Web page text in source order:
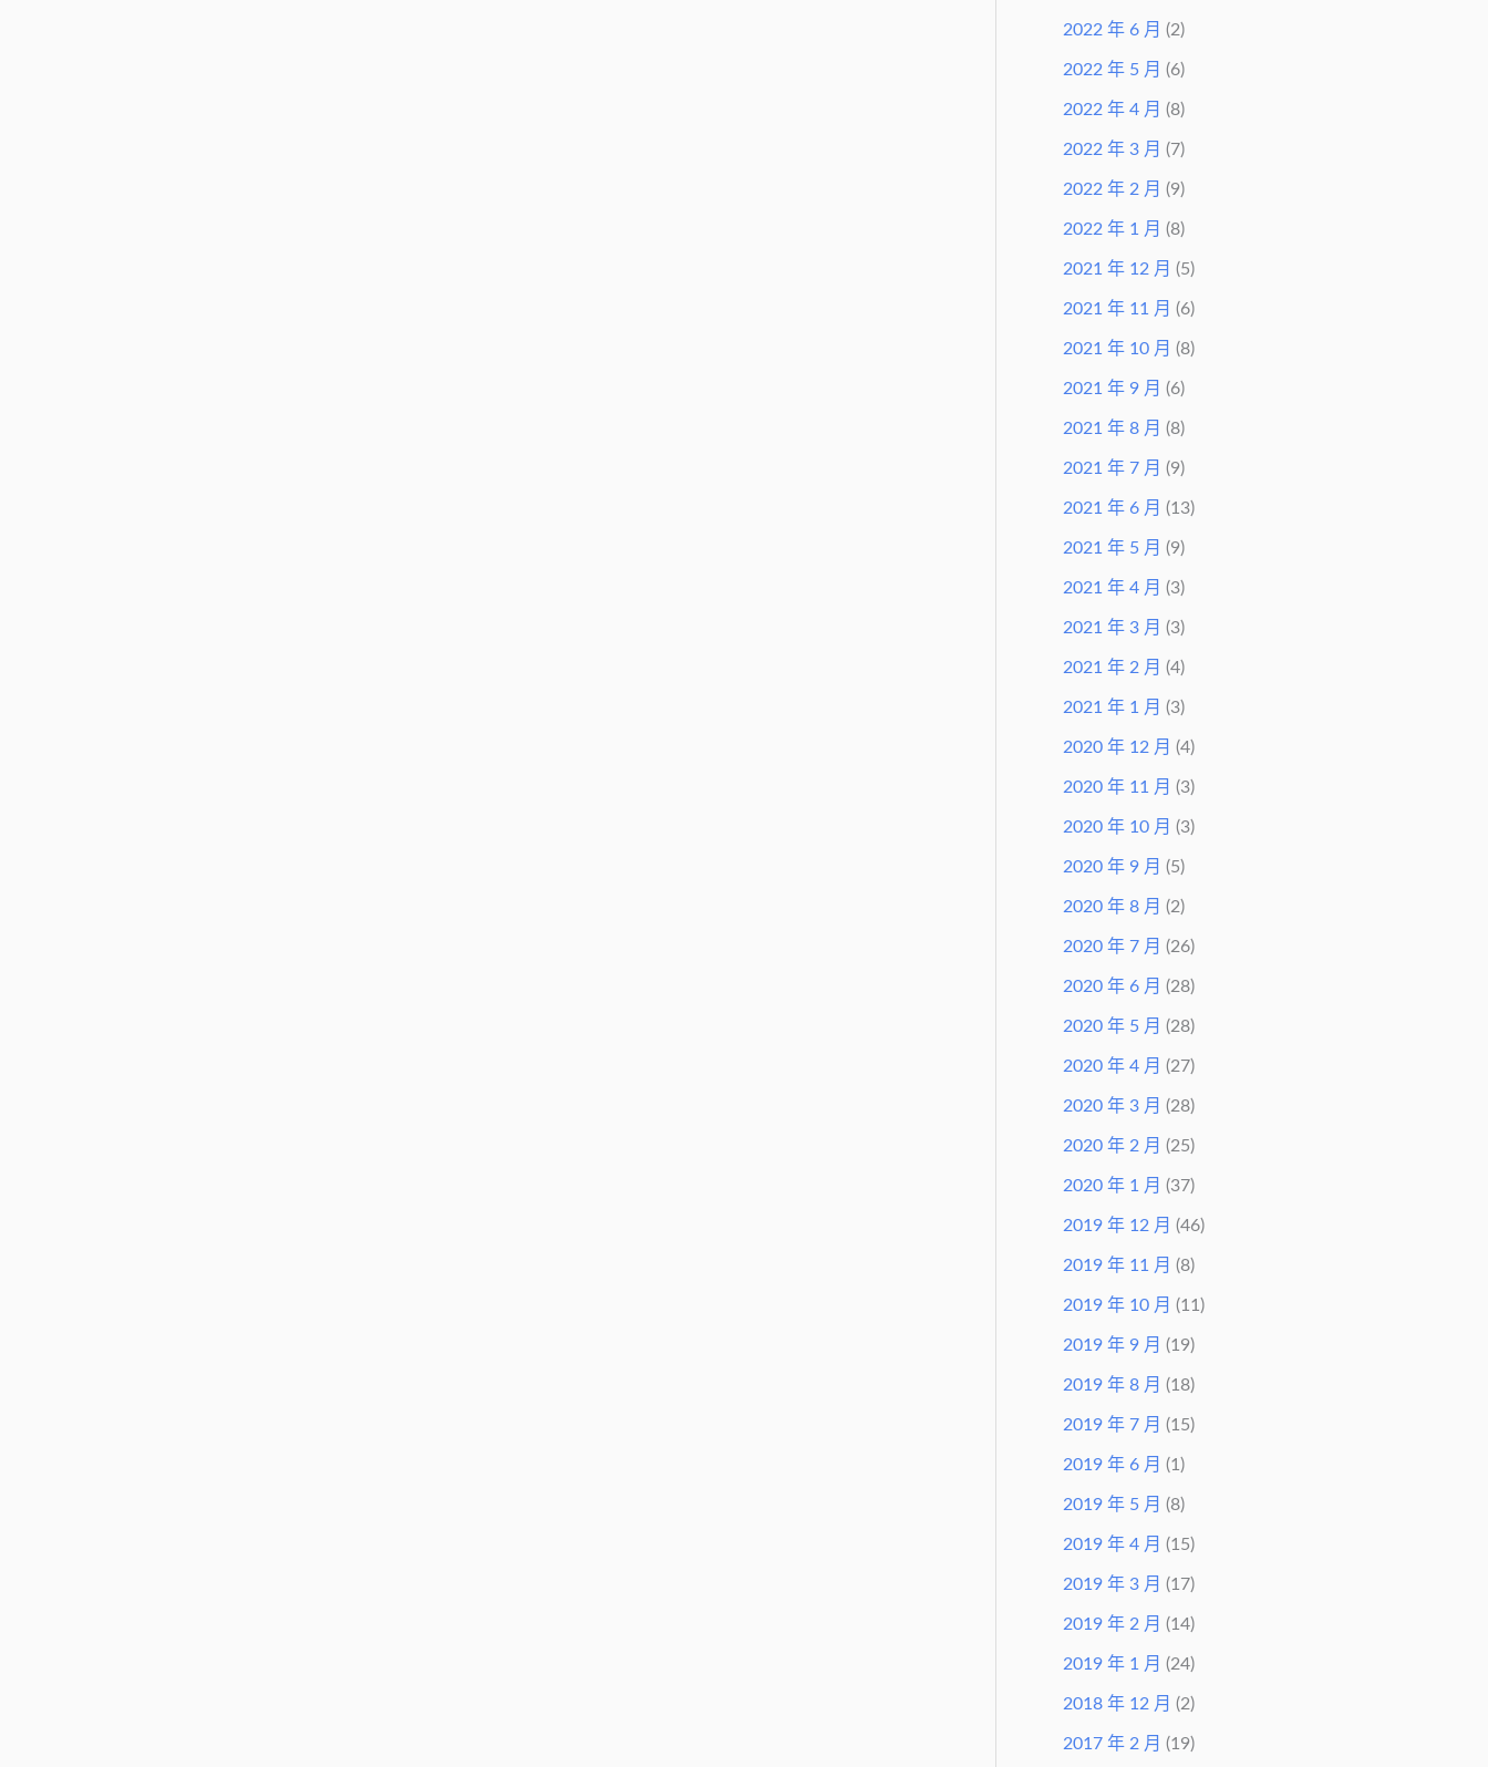
2022 年 6 月 (2)
2022 年 5 月 (6)
2022 年 4 月 (8)
2022 年 3 月 (7)
2022 年 2 月 (9)
2022 年 1 月 (8)
2021 年 12 月 (5)
2021 年 11 月 (6)
2021 年 10 月 (8)
2021 年 9 月 (6)
2021 年 8 月 (8)
2021 年 7 月 (9)
2021 年 6 月 (13)
2021 年 5 月 (9)
2021 年 4 月 (3)
2021 年 3 月 (3)
2021 年 2 月 (4)
2021 年 1 月 (3)
2020 年 12 月 (4)
2020 年 11 月 (3)
2020 年 10 月 (3)
2020 年 9 月 (5)
2020 年 8 月 (2)
2020 年 7 月 (26)
2020 年 6 月 (28)
2020 年 5 月 (28)
2020 年 4 月 (27)
2020 年 3 月 (28)
2020 年 2 月 (25)
2020 年 1 月 (37)
2019 年 12 月 (46)
2019 年 11 月 (8)
2019 年 10 月 (11)
2019 年 9 月 (19)
2019 年 8 月 (18)
2019 年 7 月 (15)
2019 年 6 月 (1)
2019 年 5 月 (8)
2019 年 4 月 (15)
2019 年 3 月 (17)
2019 年 2 月 (14)
2019 年 1 月 (24)
2018 年 12 月 (2)
2017 年 2 月 (19)